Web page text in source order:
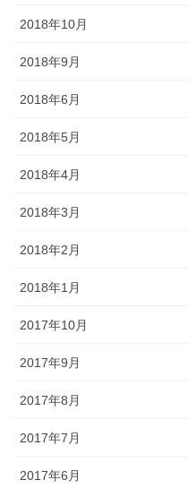
2018年10月
2018年9月
2018年6月
2018年5月
2018年4月
2018年3月
2018年2月
2018年1月
2017年10月
2017年9月
2017年8月
2017年7月
2017年6月